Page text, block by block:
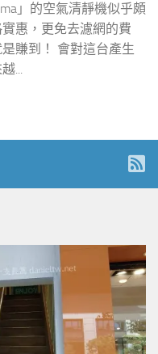
」的空氣清靜機似乎頗
惠，更免去濾網的費
賺到！ 會對這台產生
...